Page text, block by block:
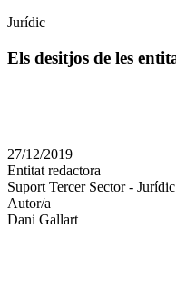
Àmbit
la
Jurídic
Els desitjos de les
en
altres
xarxes
socials
27/12/2019
Entitat redactora
Suport Tercer Sector - Jurídic
Autor/a
Dani Gallart